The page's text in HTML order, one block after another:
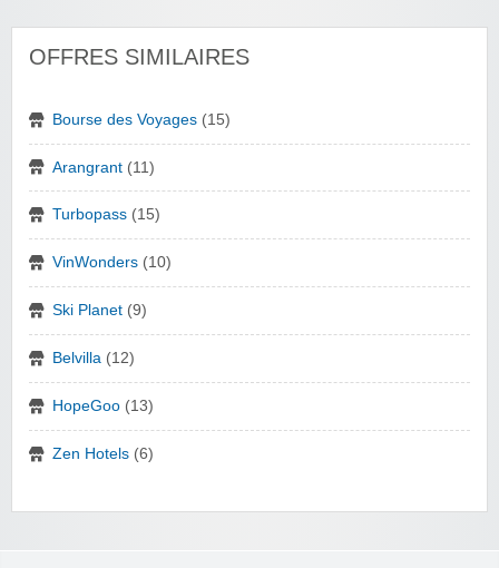
OFFRES SIMILAIRES
Bourse des Voyages (15)
Arangrant (11)
Turbopass (15)
VinWonders (10)
Ski Planet (9)
Belvilla (12)
HopeGoo (13)
Zen Hotels (6)